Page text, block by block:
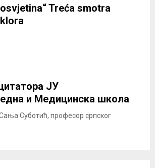
Treća smotra
ЈУ
и Медицинска школа
Сања Суботић, професор српског